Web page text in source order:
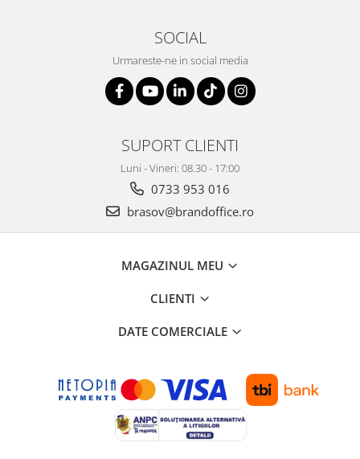
Cartuse, tonere, consumabile PC
Standuri PC si suporturi
Suporturi si huse telefoane &
Periferice PC si accesorii
Casti
Distrugatoare documente
Cosuri de gunoi pentru birou
SOCIAL
Urmareste-ne in social media
SUPORT CLIENTI
Luni - Vineri: 08.30 - 17:00
0733 953 016
brasov@brandoffice.ro
MAGAZINUL MEU
CLIENTI
DATE COMERCIALE